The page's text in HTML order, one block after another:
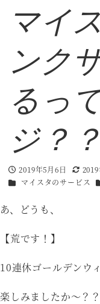
マイ
ンク
るっ
ジ？？
投稿日2019年5月6日 更新日
カテゴリー
マイスタのサービス
あ、どうも、
【荒です！】
10連休ゴールデンウ
楽しみましたか〜？